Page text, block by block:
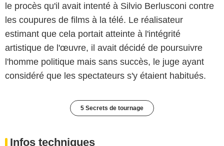
le procès qu'il avait intenté à Silvio Berlusconi contre
les coupures de films à la télé. Le réalisateur
estimant que cela portait atteinte à l'intégrité
artistique de l'œuvre, il avait décidé de poursuivre
l'homme politique mais sans succès, le juge ayant
considéré que les spectateurs s'y étaient habitués.
5 Secrets de tournage
Infos techniques